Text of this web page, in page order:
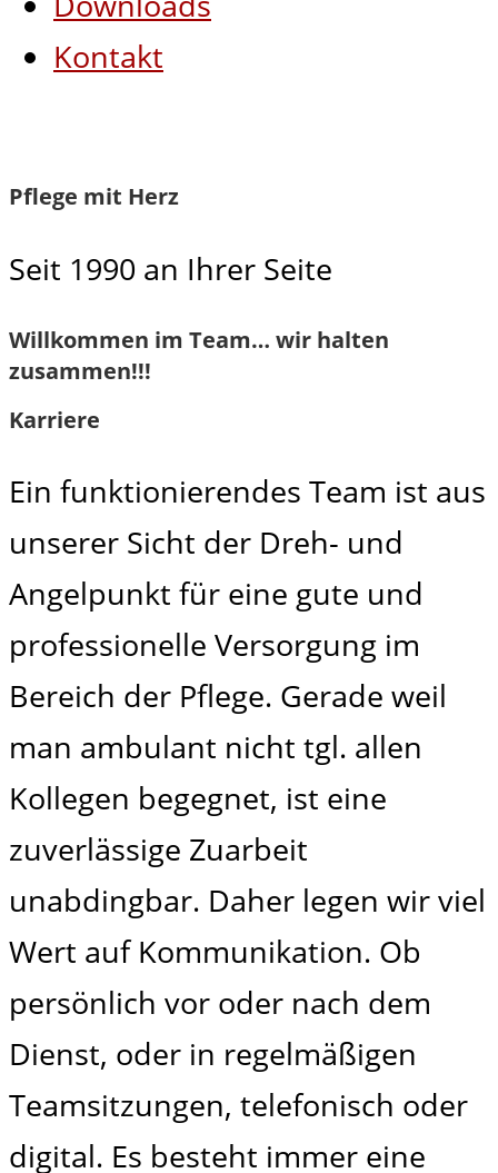
Kontakt
Pflege mit Herz
Seit 1990 an Ihrer Seite
Willkommen im Team…­ wir halten
zusammen!!!
Karriere
Ein funktionierendes Team ist aus
unserer Sicht der Dreh- und
Angelpunkt für eine gute und
professionelle Versorgung im
Bereich der Pflege. Gerade weil
man ambulant nicht tgl. allen
Kollegen begegnet, ist eine
zuverlässige Zuarbeit
unabdingbar. Daher legen wir viel
Wert auf Kommunikation. Ob
persönlich vor oder nach dem
Dienst, oder in regelmäßigen
Teamsitzungen, telefonisch oder
digital. Es besteht immer eine